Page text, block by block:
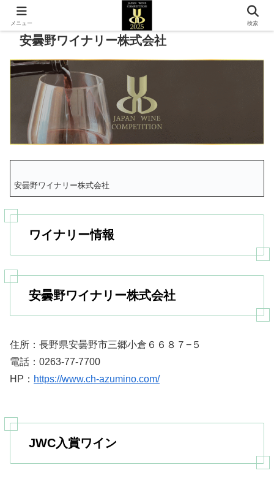
安曇野ワイナリー株式会社
安曇野ワイナリー株式会社
ワイナリー情報
安曇野ワイナリー株式会社
住所：長野県安曇野市三郷小倉６６８７−５
電話：0263-77-7700
HP： https://www.ch-azumino.com/
JWC入賞ワイン
メニュー 検索